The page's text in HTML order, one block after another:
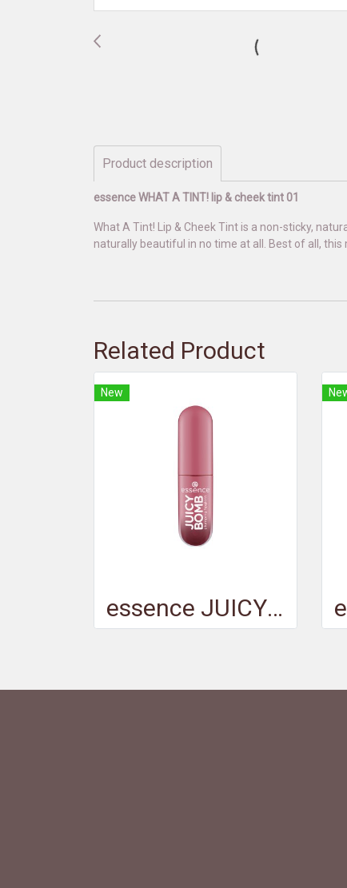
Product description
essence WHAT A TINT! lip & cheek tint 01
What A Tint! Lip & Cheek Tint is a non-sticky,
naturally beautiful in no time at all. Best of all,
Related Product
New
essence JUICY BOMB plumping lipgloss 08